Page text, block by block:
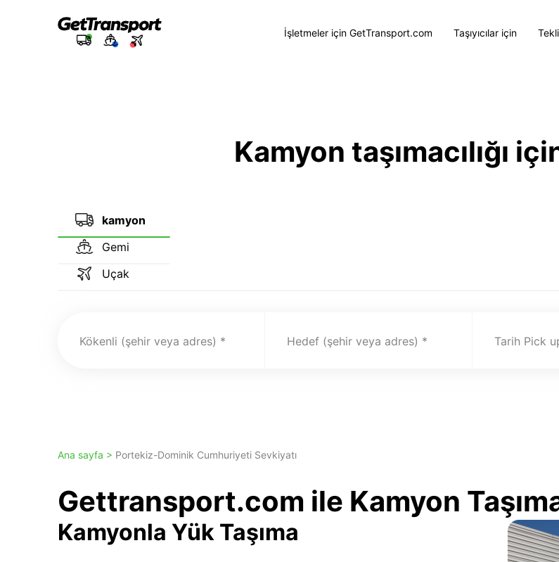
İşletmeler için GetTransport.com Taşıyıcılar için
Kamyon taşımacılığı
kamyon
Gemi
Uçak
Kökenli (şehir veya adres) Hedef (şehir veya adres) Tarih Pick
Ana sayfa > Portekiz-Dominik Cumhuriyeti Sevkiyatı
Gettransport.com ile Kamyon
Kamyonla Yük Taşıma